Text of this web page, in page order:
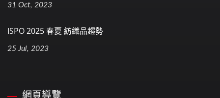
31 Oct, 2023
ISPO 2025 春夏 紡織品趨勢
25 Jul, 2023
網頁導覽